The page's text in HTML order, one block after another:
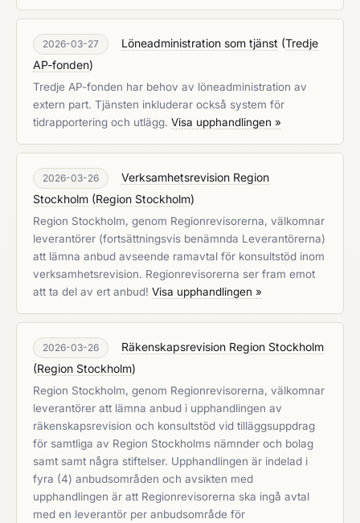
2026-03-27 Löneadministration som tjänst (Tredje
AP-fonden)
Tredje AP-fonden har behov av löneadministration av
extern part. Tjänsten inkluderar också system för
tidrapportering och utlägg. Visa upphandlingen »
2026-03-26
Verksamhetsrevision Region
Stockholm (Region Stockholm)
Region Stockholm, genom Regionrevisorerna, välkomnar
leverantörer (fortsättningsvis benämnda Leverantörerna)
att lämna anbud avseende ramavtal för konsultstöd inom
verksamhetsrevision. Regionrevisorerna ser fram emot
att ta del av ert anbud! Visa upphandlingen »
2026-03-26
Räkenskapsrevision Region Stockholm
(Region Stockholm)
Region Stockholm, genom Regionrevisorerna, välkomnar
leverantörer att lämna anbud i upphandlingen av
räkenskapsrevision och konsultstöd vid tilläggsuppdrag
för samtliga av Region Stockholms nämnder och bolag
samt samt några stiftelser. Upphandlingen är indelad i
fyra (4) anbudsområden och avsikten med
upphandlingen är att Regionrevisorerna ska ingå avtal
med en leverantör per anbudsområde för